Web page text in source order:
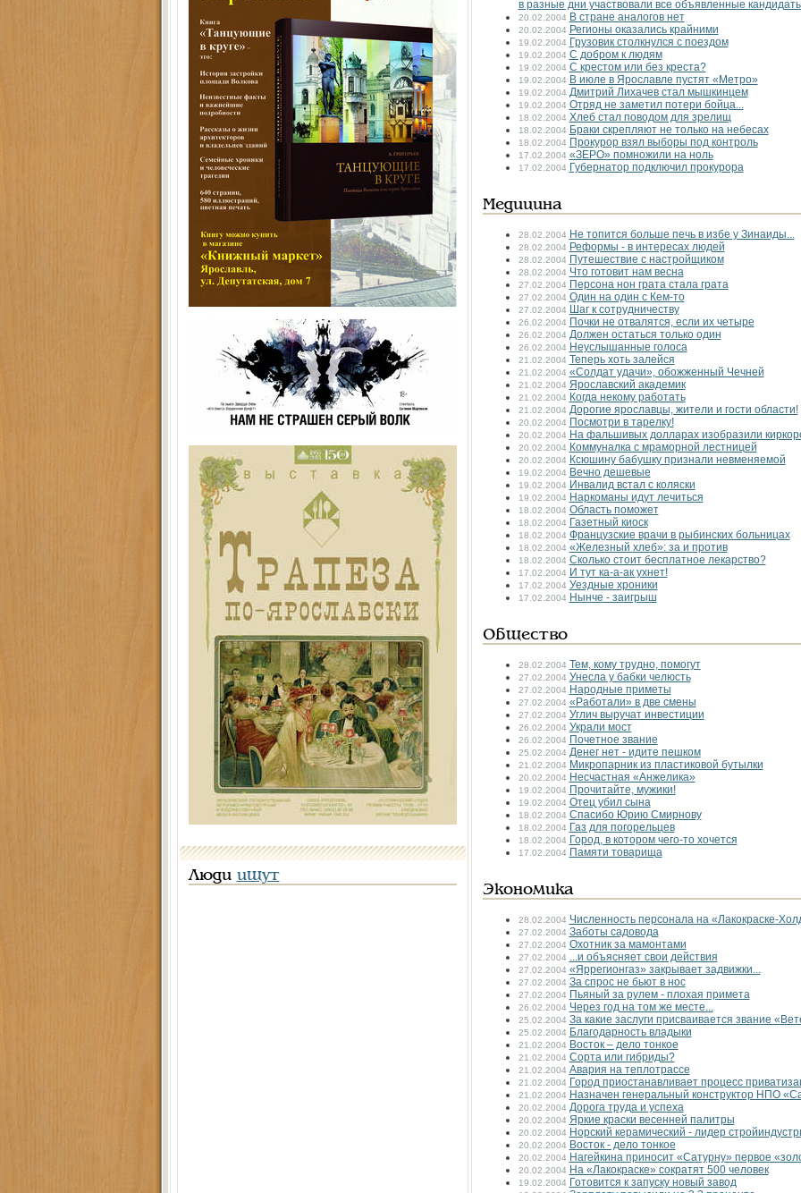
Люди ищут
в разные дни участвовали все объявленные
20.02.2004 В стране аналогов нет
20.02.2004 Регионы оказались крайними
19.02.2004 Грузовик столкнулся с поездом
19.02.2004 С добром к людям
19.02.2004 С крестом или без креста?
19.02.2004 В июле в Ярославле пустят «Метро»
19.02.2004 Дмитрий Лихачев стал мышкинцем
19.02.2004 Отряд не заметил потери бойца...
18.02.2004 Хлеб стал поводом для зрелищ
18.02.2004 Браки скрепляют не только на небесах
18.02.2004 Прокурор взял выборы под контроль
17.02.2004 «ЗЕРО» помножили на ноль
17.02.2004 Губернатор подключил прокурора
Медицина
28.02.2004 Не топится больше печь в избе у Зинаиды...
28.02.2004 Реформы - в интересах людей
28.02.2004 Путешествие с настройщиком
28.02.2004 Что готовит нам весна
27.02.2004 Персона нон грата стала грата
27.02.2004 Один на один с Кем-то
27.02.2004 Шаг к сотрудничеству
26.02.2004 Почки не отвалятся, если их четыре
26.02.2004 Должен остаться только один
26.02.2004 Неуслышанные голоса
21.02.2004 Теперь хоть залейся
21.02.2004 «Солдат удачи», обожженный Чечней
21.02.2004 Ярославский академик
21.02.2004 Когда некому работать
21.02.2004 Дорогие ярославцы, жители и гости области!
20.02.2004 Посмотри в тарелку!
20.02.2004 На фальшивых долларах изобразили
20.02.2004 Коммуналка с мраморной лестницей
20.02.2004 Ксюшину бабушку признали невменяемой
19.02.2004 Вечно дешевые
19.02.2004 Инвалид встал с коляски
19.02.2004 Наркоманы идут лечиться
18.02.2004 Область поможет
18.02.2004 Газетный киоск
18.02.2004 Французcкие врачи в рыбинских больницах
18.02.2004 «Железный хлеб»: за и против
18.02.2004 Сколько стоит бесплатное лекарство?
17.02.2004 И тут ка-а-ак ухнет!
17.02.2004 Уездные хроники
17.02.2004 Нынче - заигрыш
Общество
28.02.2004 Тем, кому трудно, помогут
27.02.2004 Унесла у бабки челюсть
27.02.2004 Народные приметы
27.02.2004 «Работали» в две смены
27.02.2004 Углич выручат инвестиции
26.02.2004 Украли мост
26.02.2004 Почетное звание
25.02.2004 Денег нет - идите пешком
21.02.2004 Микропарник из пластиковой бутылки
20.02.2004 Несчастная «Анжелика»
19.02.2004 Прочитайте, мужики!
19.02.2004 Отец убил сына
18.02.2004 Спасибо Юрию Смирнову
18.02.2004 Газ для погорельцев
18.02.2004 Город, в котором чего-то хочется
17.02.2004 Памяти товарища
Экономика
28.02.2004 Численность персонала на «Лакокраске-
27.02.2004 Заботы садовода
27.02.2004 Охотник за мамонтами
27.02.2004 ...и объясняет свои действия
27.02.2004 «Яррегионгаз» закрывает задвижки...
27.02.2004 За спрос не бьют в нос
27.02.2004 Пьяный за рулем - плохая примета
26.02.2004 Через год на том же месте...
25.02.2004 За какие заслуги присваивается звание
25.02.2004 Благодарность владыки
21.02.2004 Восток – дело тонкое
21.02.2004 Сорта или гибриды?
21.02.2004 Авария на теплотрассе
21.02.2004 Город приостанавливает процесс
21.02.2004 Назначен генеральный конструктор НПО
20.02.2004 Дорога труда и успеха
20.02.2004 Яркие краски весенней палитры
20.02.2004 Норский керамический - лидер
20.02.2004 Восток - дело тонкое
20.02.2004 Нагейкина приносит «Сатурну» первое
20.02.2004 На «Лакокраске» сократят 500 человек
19.02.2004 Готовится к запуску новый завод